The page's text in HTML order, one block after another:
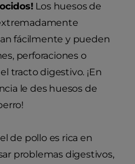
Los huesos de
fácilmente y pueden
perforaciones o
tracto digestivo. ¡En
le des huesos de
de pollo es rica en
problemas digestivos,